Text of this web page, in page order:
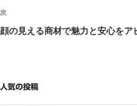
ビ
ゲ
ン
投
稿
次
の
次
顔の見える商材で魅力と安心をア
人気の投稿